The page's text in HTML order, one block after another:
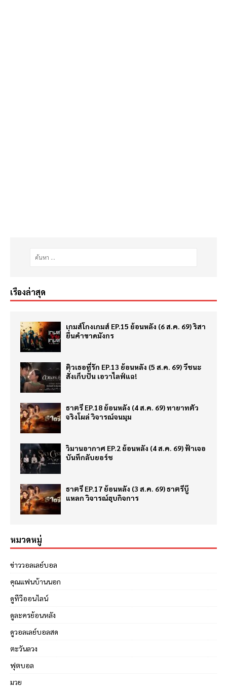
เรื่องล่าสุด
เกมส์โกงเกมส์ EP.15 ย้อนหลัง (6 ส.ค. 69) ริสา
ยื่นคำขาดมังกร
ติวเธอที่รัก EP.13 ย้อนหลัง (5 ส.ค. 69) วีชนะ
สั่งเก็บปั้น เอวาไลฟ์แฉ!
ธาตรี EP.18 ย้อนหลัง (4 ส.ค. 69) ทายาทตัว
จริงโผล่ วิจารณ์จนมุม
วิมานอากาศ EP.2 ย้อนหลัง (4 ส.ค. 69) ฟ้าเจอ
บันทึกลับยอร์ช
ธาตรี EP.17 ย้อนหลัง (3 ส.ค. 69) ธาตรีบู๊
แหลก วิจารณ์ฮุบกิจการ
หมวดหมู่
ข่าววอลเลย์บอล
คุณแฟนบ้านนอก
ดูทีวีออนไลน์
ดูละครย้อนหลัง
ดูวอลเลย์บอลสด
ตะวันลวง
ฟุตบอล
มวย